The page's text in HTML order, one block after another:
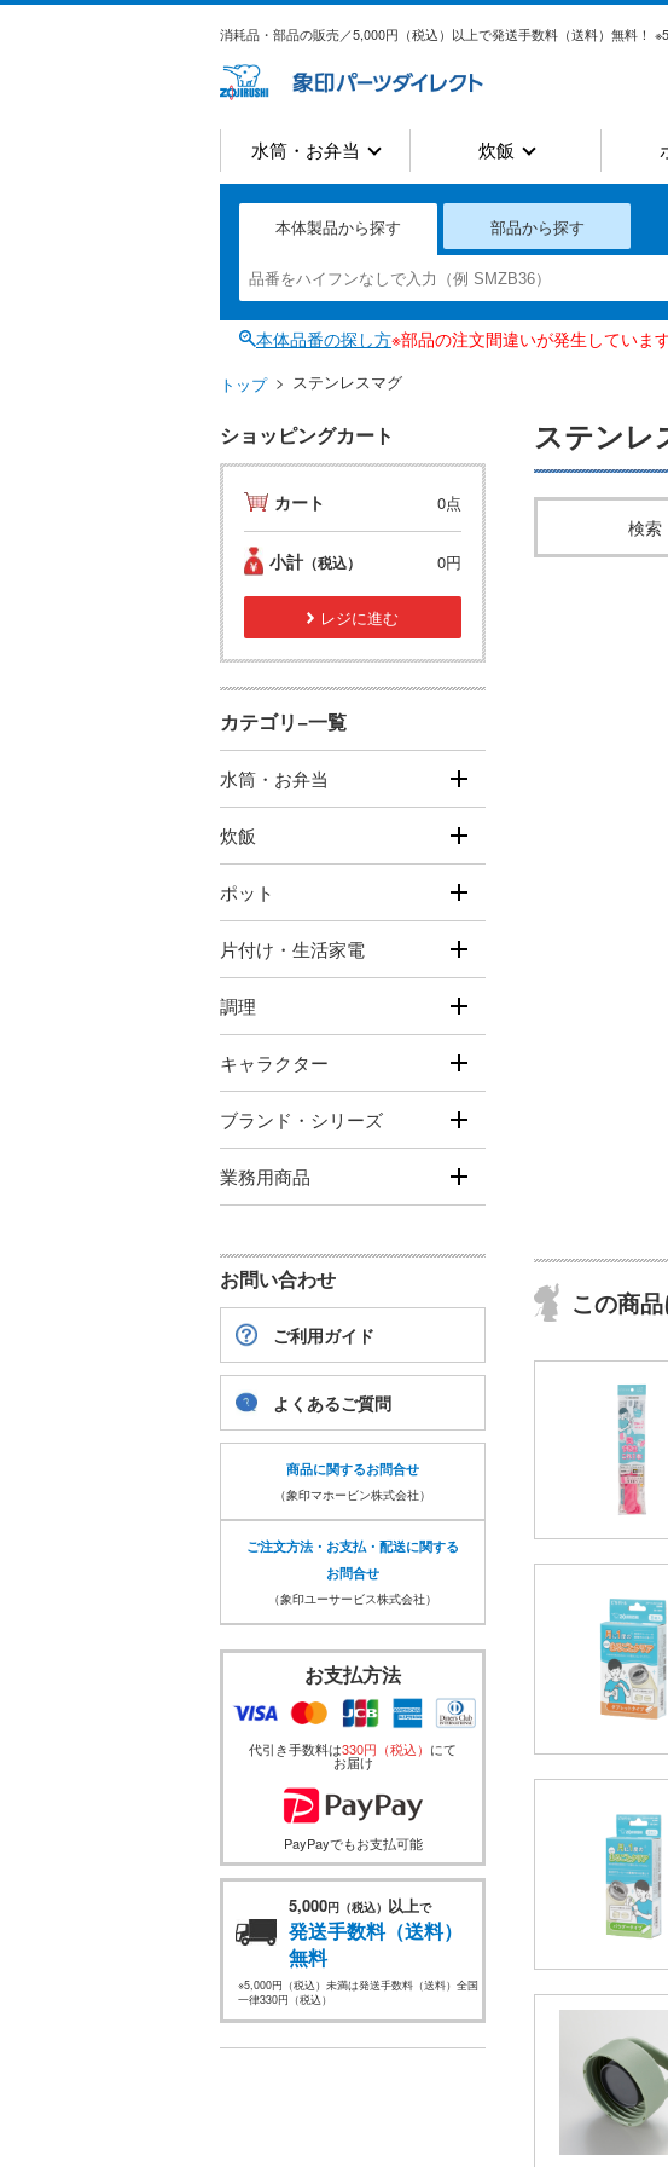
消耗品・部品の販売／5,000円（税込）以上で発送手数料（送料）無料！
水筒・お弁当 炊飯
本体製品から探す 部品から探す
本体品番の探し方※部品の注文間違いが発生していま
トップ ステンレスマグ
ステンレ
検索
この商
ショッピングカート
カート 0点
小計 （税込） 0円
レジに進む
カテゴリ−一覧
水筒・お弁当
炊飯
ポット
片付け・生活家電
調理
キャラクター
ブランド・シリーズ
業務用商品
お問い合わせ
ご利用ガイド
よくあるご質問
商品に関するお問合せ
（象印マホービン株式会社）
ご注文方法・お支払・配送に関する
お問合せ
（象印ユーサービス株式会社）
お支払方法
代引き手数料は330円（税込） にて
お届け
PayPayでもお支払可能
5,000円（税込） 以上で
発送手数料（送料）
無料
※5,000円（税込）未満は発送手数料（送料）全国
一律330円（税込）